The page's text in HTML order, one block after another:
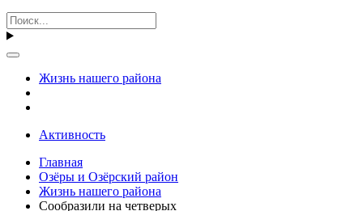
Жизнь нашего района
Активность
Главная
Озёры и Озёрский район
Жизнь нашего района
Сообразили на четверых